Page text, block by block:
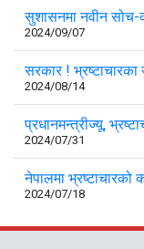
सुशासनमा नवीन सोच-
2024/09/07
सरकार !
2024/08/14
प्रधानमन्त्रीज्यू,
2024/07/31
नेपालमा भ्रष्टाचारको
2024/07/18